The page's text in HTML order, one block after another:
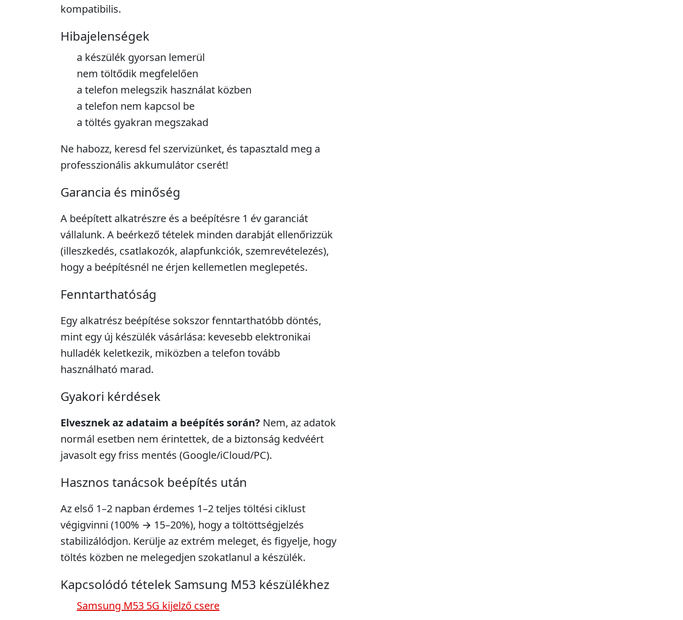
kompatibilis.
Hibajelenségek
a készülék gyorsan lemerül
nem töltődik megfelelően
a telefon melegszik használat közben
a telefon nem kapcsol be
a töltés gyakran megszakad
Ne habozz, keresd fel szervizünket, és tapasztald meg a
professzionális akkumulátor cserét!
Garancia és minőség
A beépített alkatrészre és a beépítésre 1 év garanciát
vállalunk. A beérkező tételek minden darabját ellenőrizzük
(illeszkedés, csatlakozók, alapfunkciók, szemrevételezés),
hogy a beépítésnél ne érjen kellemetlen meglepetés.
Fenntarthatóság
Egy alkatrész beépítése sokszor fenntarthatóbb döntés,
mint egy új készülék vásárlása: kevesebb elektronikai
hulladék keletkezik, miközben a telefon tovább
használható marad.
Gyakori kérdések
Elvesznek az adataim a beépítés során? Nem, az adatok
normál esetben nem érintettek, de a biztonság kedvéért
javasolt egy friss mentés (Google/iCloud/PC).
Hasznos tanácsok beépítés után
Az első 1–2 napban érdemes 1–2 teljes töltési ciklust
végigvinni (100% → 15–20%), hogy a töltöttségjelzés
stabilizálódjon. Kerülje az extrém meleget, és figyelje, hogy
töltés közben ne melegedjen szokatlanul a készülék.
Kapcsolódó tételek Samsung M53 készülékhez
Samsung M53 5G kijelző csere